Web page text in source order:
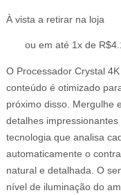
original
era:
é:
À vista a retirar na loja
ou em até 1x de
O Processador Crystal
conteúdo é otimizado
próximo disso. Mergulhe
detalhes
tecnologia que analisa
automaticamente o
natural e detalhada. O
nível de iluminação do